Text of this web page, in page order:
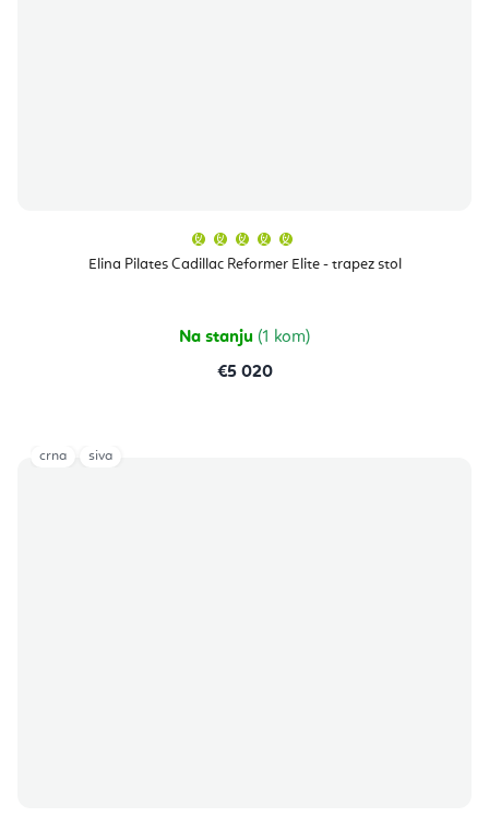
Elina Pilates Cadillac Reformer Elite - trapez stol
proizvoda
je
zvjezdica.
Na stanju (1 kom)
€5 020
crna siva